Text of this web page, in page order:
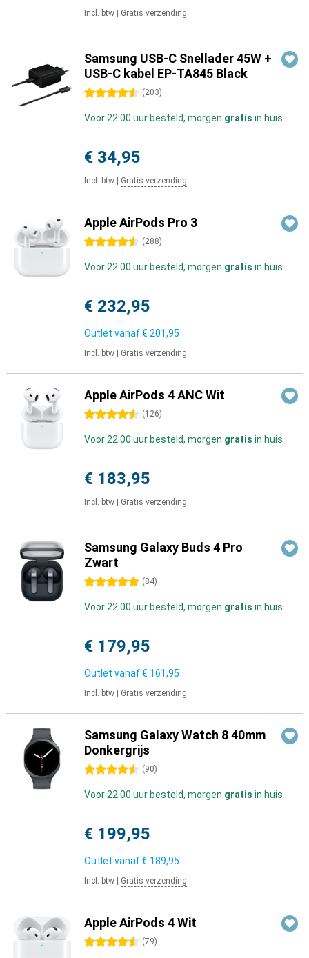
Incl. btw Gratis verzending
Samsung USB-C Snellader 45W +
USB-C kabel EP-TA845 Black
4.5 sterren (203)
Voor 22:00 uur besteld, morgen gratis in huis
€ 34,95
Incl. btw Gratis verzending
Apple AirPods Pro 3
4.5 sterren (288)
Voor 22:00 uur besteld, morgen gratis in huis
€ 232,95
Outlet vanaf€ 201,95
Incl. btw Gratis verzending
Apple AirPods 4 ANC Wit
4.5 sterren (126)
Voor 22:00 uur besteld, morgen gratis in huis
€ 183,95
Incl. btw Gratis verzending
Samsung Galaxy Buds 4 Pro
Zwart
5 sterren (84)
Voor 22:00 uur besteld, morgen gratis in huis
€ 179,95
Outlet vanaf€ 161,95
Incl. btw Gratis verzending
Samsung Galaxy Watch 8 40mm
Donkergrijs
4.5 sterren (90)
Voor 22:00 uur besteld, morgen gratis in huis
€ 199,95
Outlet vanaf€ 189,95
Incl. btw Gratis verzending
Apple AirPods 4 Wit
4.5 sterren (79)